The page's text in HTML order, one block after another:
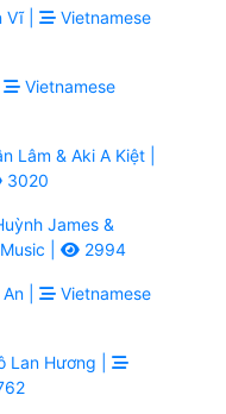
Vĩ |
Vietnamese
Vietnamese
Lâm & Aki A Kiệt |
3020
James &
| 2994
|
Vietnamese
Lan Hương |